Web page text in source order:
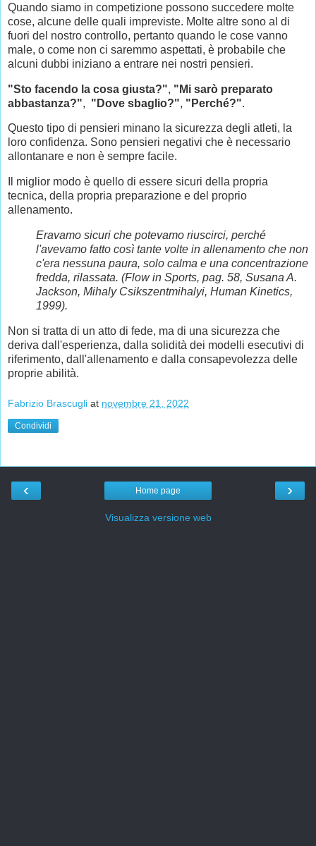
Quando siamo in competizione possono succedere molte
cose, alcune delle quali impreviste. Molte altre sono al di
fuori del nostro controllo, pertanto quando le cose vanno
male, o come non ci saremmo aspettati, è probabile che
alcuni dubbi iniziano a entrare nei nostri pensieri.
"Sto facendo la cosa giusta?", "Mi sarò preparato
abbastanza?", "Dove sbaglio?", "Perché?".
Questo tipo di pensieri minano la sicurezza degli atleti, la
loro confidenza. Sono pensieri negativi che è necessario
allontanare e non è sempre facile.
Il miglior modo è quello di essere sicuri della propria
tecnica, della propria preparazione e del proprio
allenamento.
Eravamo sicuri che potevamo riuscirci, perché
l'avevamo fatto così tante volte in allenamento che non
c'era nessuna paura, solo calma e una concentrazione
fredda, rilassata. (Flow in Sports, pag. 58, Susana A.
Jackson, Mihaly Csikszentmihalyi, Human Kinetics,
1999).
Non si tratta di un atto di fede, ma di una sicurezza che
deriva dall'esperienza, dalla solidità dei modelli esecutivi di
riferimento, dall'allenamento e dalla consapevolezza delle
proprie abilità.
Fabrizio Brascugli at novembre 21, 2022
Condividi
‹ ›
Home page
Visualizza versione web